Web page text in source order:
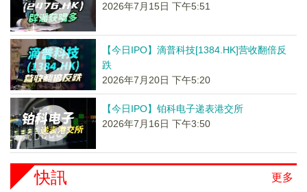
2026年7月15日 下午5:51
【今日IPO】滴普科技[1384.HK]营收翻倍反
跌
2026年7月20日 下午5:20
【今日IPO】铂科电子递表港交所
2026年7月16日 下午3:50
更多
快訊